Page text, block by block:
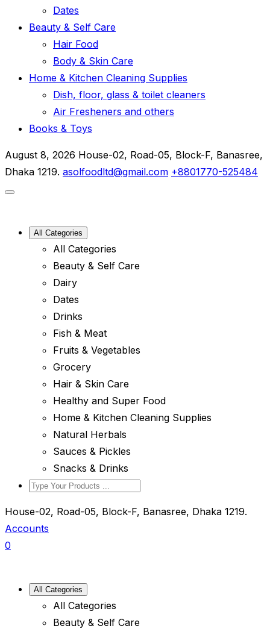
Dates
Beauty & Self Care
Hair Food
Body & Skin Care
Home & Kitchen Cleaning Supplies
Dish, floor, glass & toilet cleaners
Air Fresheners and others
Books & Toys
August 8, 2026 House-02, Road-05, Block-F, Banasree,
Dhaka 1219. asolfoodltd@gmail.com +8801770-525484
All Categories
All Categories
Beauty & Self Care
Dairy
Dates
Drinks
Fish & Meat
Fruits & Vegetables
Grocery
Hair & Skin Care
Healthy and Super Food
Home & Kitchen Cleaning Supplies
Natural Herbals
Sauces & Pickles
Snacks & Drinks
House-02, Road-05, Block-F, Banasree, Dhaka 1219.
Accounts
0
All Categories
All Categories
Beauty & Self Care